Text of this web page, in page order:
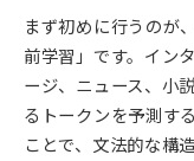
まず初めに行うのが
前学習」です。イン
ージ、ニュース、小
るトークンを予測す
ことで、文法的な構